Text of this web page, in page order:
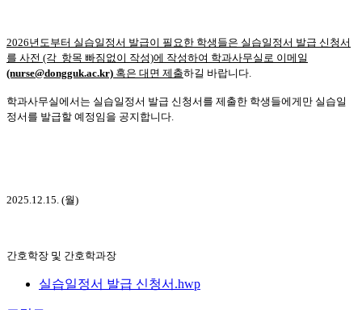
2026년도부터 실습일정서 발급이 필요한 학생들은 실습일정서 발급 신청서
를 사전 (각 항목 빠짐없이 작성)에 작성하여 학과사무실로 이메일
(nurse@dongguk.ac.kr) 혹은 대면 제출하길 바랍니다.
학과사무실에서는 실습일정서 발급 신청서를 제출한 학생들에게만 실습일
정서를 발급할 예정임을 공지합니다.
2025.12.15. (월)
간호학장 및 간호학과장
실습일정서 발급 신청서.hwp